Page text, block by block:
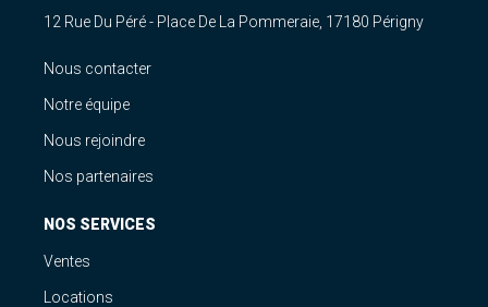
12 Rue Du Péré - Place De La Pommeraie, 17180 Périgny
Nous contacter
Notre équipe
Nous rejoindre
Nos partenaires
NOS SERVICES
Ventes
Locations